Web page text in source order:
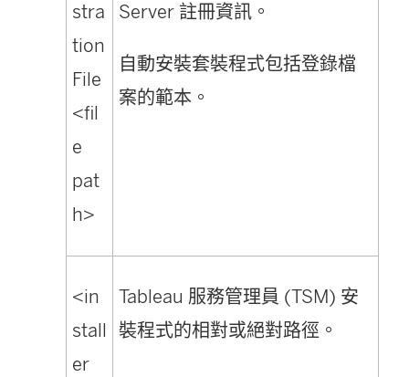
stra
tion
File
<fil
e
pat
h>
Server 註冊資訊。
自動安裝套裝程式包括登錄檔
案的範本。
<in
stall
er
Tableau 服務管理員 (TSM) 安
裝程式的相對或絕對路徑。